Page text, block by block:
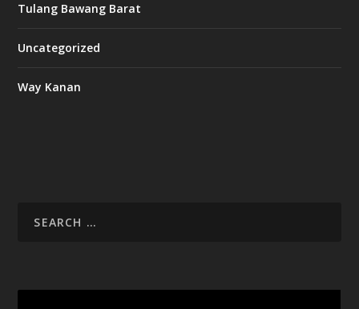
Tulang Bawang Barat
Uncategorized
Way Kanan